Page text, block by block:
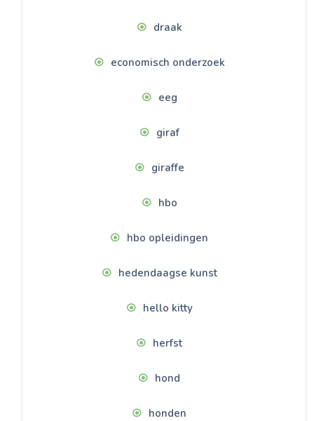
draak
economisch onderzoek
eeg
giraf
giraffe
hbo
hbo opleidingen
hedendaagse kunst
hello kitty
herfst
hond
honden